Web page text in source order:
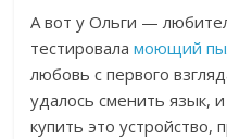
А вот у Ольги —
тестироваламоющий
любовь с первого
удалось сменить язык,
купить это устройство,